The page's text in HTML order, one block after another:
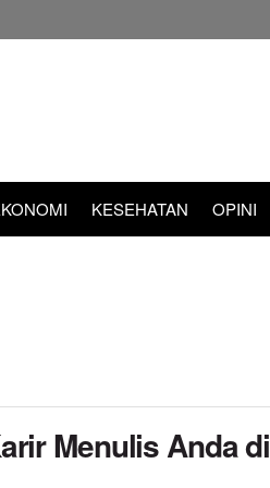
KESEHATAN OPINI
Menulis Anda di